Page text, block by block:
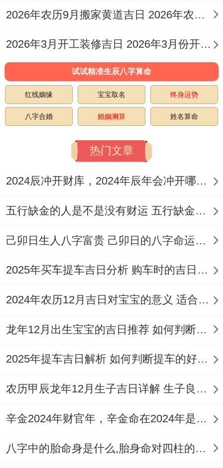
常规凶日:如「月破日」（与月令相冲之
日），百事皆凶，切忌祈福。「岁破日」、
部分特别指定得凶神值日。如「白虎」、
「天牢」、「玄武」等黑道日 也需避开，
2026年4月18日（农历三月初二）为月破
日，且值神是白虎;是黑道凶日；极其不适合
进行祈福等事宜。
净.需避免在气场驳杂得日子（如某些大型祭
祀节日正日）进行;以免心意受到干扰。
三、具体宜忌日期推荐
综合各方资料、以下是2026年4月相对适宜
跟农历。
优先推荐日（吉日组合较佳）
阳历2026年4月10日；星期五，农历二月廿
2026年农历9月搬家黄道吉日 2026年农历九月二十六搬家
2026年3月开工装修吉日 2026年3月份开工装修黄道吉日
试试精准生辰八字算命
红线姻缘 宝宝取名 终身运势
八字合婚 婚姻测算 姓名算命
热门文章
2024辰冲开财库，2024年辰年会冲开哪些人的财库
五行缺金的人是不是没有财运 五行缺金的人命运好不好
己卯日生人八字富贵 己卯日的八字命运如何
2025年买车提车吉日分析 购车时的吉日与禁忌
2024年农历12月吉日对宝宝的意义 适合龙年宝宝出生的日子有哪些
龙年12月出生宝宝的吉日推荐 如何判断吉日是否适合宝宝
2025年提车吉日解析 如何判断提车的好日子
农历甲辰龙年12月生子吉日详解 生子良辰的影响因素
辛金2024年财官年，辛金命在2024年是财官年还是财印年
八字中的胎命身是什么,胎身命对四柱的影响